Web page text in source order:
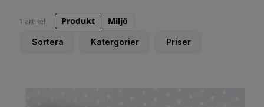
Sortera Katergorier Priser
1 artikel Produkt Miljö